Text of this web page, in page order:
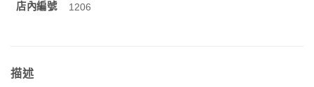
店內編號
1206
描述